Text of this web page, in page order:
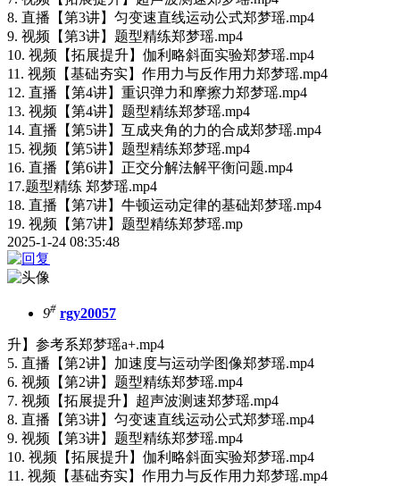
8. 直播【第3讲】匀变速直线运动公式郑梦瑶.mp4
9. 视频【第3讲】题型精练郑梦瑶.mp4
10. 视频【拓展提升】伽利略斜面实验郑梦瑶.mp4
11. 视频【基础夯实】作用力与反作用力郑梦瑶.mp4
12. 直播【第4讲】重识弹力和摩擦力郑梦瑶.mp4
13. 视频【第4讲】题型精练郑梦瑶.mp4
14. 直播【第5讲】互成夹角的力的合成郑梦瑶.mp4
15. 视频【第5讲】题型精练郑梦瑶.mp4
16. 直播【第6讲】正交分解法解平衡问题.mp4
17.题型精练 郑梦瑶.mp4
18. 直播【第7讲】牛顿运动定律的基础郑梦瑶.mp4
19. 视频【第7讲】题型精练郑梦瑶.mp
2025-1-24 08:35:48
9# rgy20057
升】参考系郑梦瑶a+.mp4
5. 直播【第2讲】加速度与运动学图像郑梦瑶.mp4
6. 视频【第2讲】题型精练郑梦瑶.mp4
7. 视频【拓展提升】超声波测速郑梦瑶.mp4
8. 直播【第3讲】匀变速直线运动公式郑梦瑶.mp4
9. 视频【第3讲】题型精练郑梦瑶.mp4
10. 视频【拓展提升】伽利略斜面实验郑梦瑶.mp4
11. 视频【基础夯实】作用力与反作用力郑梦瑶.mp4